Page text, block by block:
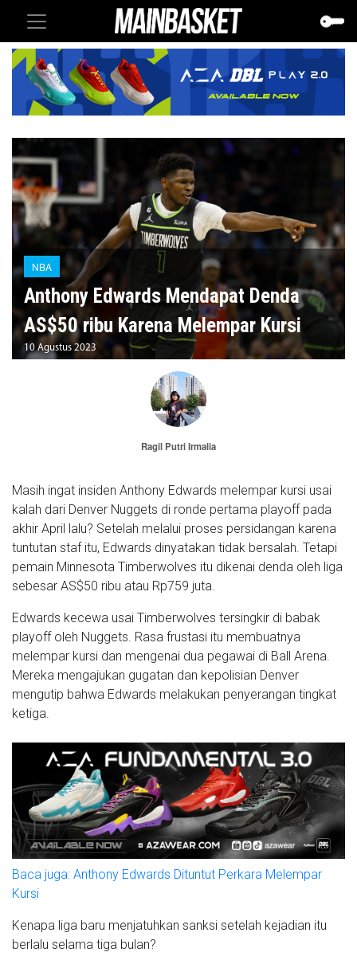
NBA
Anthony Edwards Mendapat Denda
AS$50 ribu Karena Melempar Kursi
10 Agustus 2023
Ragil Putri Irmalia
Masih ingat insiden Anthony Edwards melempar kursi usai
kalah dari Denver Nuggets di ronde pertama playoff pada
akhir April lalu? Setelah melalui proses persidangan karena
tuntutan staf itu, Edwards dinyatakan tidak bersalah. Tetapi
pemain Minnesota Timberwolves itu dikenai denda oleh liga
sebesar AS$50 ribu atau Rp759 juta.
Edwards kecewa usai Timberwolves tersingkir di babak
playoff oleh Nuggets. Rasa frustasi itu membuatnya
melempar kursi dan mengenai dua pegawai di Ball Arena.
Mereka mengajukan gugatan dan kepolisian Denver
mengutip bahwa Edwards melakukan penyerangan tingkat
ketiga.
Baca juga: Anthony Edwards Dituntut Perkara Melempar
Kursi
Kenapa liga baru menjatuhkan sanksi setelah kejadian itu
berlalu selama tiga bulan?